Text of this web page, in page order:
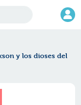
y los dioses del